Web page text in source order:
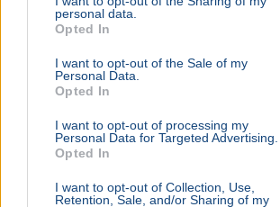
personal data.
Opted In
I want to opt-out of the Sale of my
Personal Data.
Opted In
I want to opt-out of processing my
Personal Data for Targeted Advertising.
Opted In
I want to opt-out of Collection, Use,
Retention, Sale, and/or Sharing of my
Magyar Péter szerint nem lesz
köztársasági elnökjelöltek neveiben, a